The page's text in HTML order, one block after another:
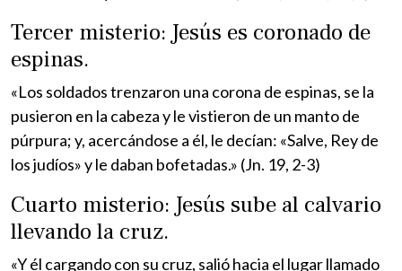
Tercer misterio: Jesús es coronado de
espinas.
«Los soldados trenzaron una corona de espinas, se la
pusieron en la cabeza y le vistieron de un manto de
púrpura; y, acercándose a él, le decían: «Salve, Rey de
los judíos» y le daban bofetadas.» (Jn. 19, 2-3)
Cuarto misterio: Jesús sube al calvario
llevando la cruz.
«Y él cargando con su cruz, salió hacia el lugar llamado